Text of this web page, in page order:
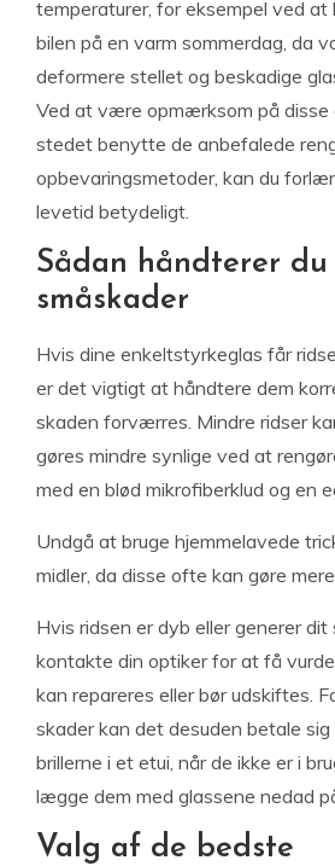
temperaturer, for eksempel ved at
bilen på en varm sommerdag, da
deformere stellet og beskadige
Ved at være opmærksom på disse
stedet benytte de anbefalede
opbevaringsmetoder, kan du
levetid betydeligt.
Sådan håndterer
småskader
Hvis dine enkeltstyrkeglas får
er det vigtigt at håndtere dem
skaden forværres. Mindre ridser
gøres mindre synlige ved at
med en blød mikrofiberklud og en
Undgå at bruge hjemmelavede
midler, da disse ofte kan gøre
Hvis ridsen er dyb eller generer dit
kontakte din optiker for at få
kan repareres eller bør udskiftes.
skader kan det desuden betale
brillerne i et etui, når de ikke er i
lægge dem med glassene nedad
Valg af de bedste